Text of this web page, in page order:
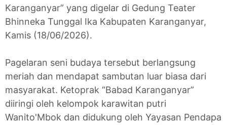
Karanganyar” yang digelar di Gedung Teater
Bhinneka Tunggal Ika Kabupaten Karanganyar,
Kamis (18/06/2026).
Pagelaran seni budaya tersebut berlangsung
meriah dan mendapat sambutan luar biasa dari
masyarakat. Ketoprak “Babad Karanganyar”
diiringi oleh kelompok karawitan putri
Wanito'Mbok dan didukung oleh Yayasan Pendapa